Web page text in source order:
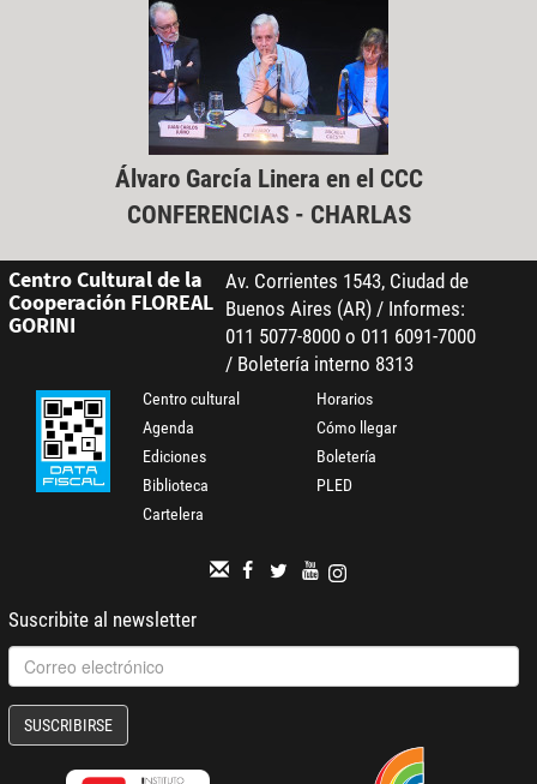
Álvaro García Linera en el CCC
CONFERENCIAS - CHARLAS
Centro Cultural de la
Cooperación FLOREAL
GORINI
Av. Corrientes 1543, Ciudad de
Buenos Aires (AR) / Informes:
011 5077-8000 o 011 6091-7000
/ Boletería interno 8313
Centro cultural
Agenda
Ediciones
Biblioteca
Cartelera
Horarios
Cómo llegar
Boletería
PLED
Suscribite al newsletter
SUSCRIBIRSE